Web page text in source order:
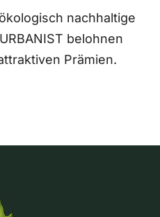
nachhaltige
belohnen
Prämien.